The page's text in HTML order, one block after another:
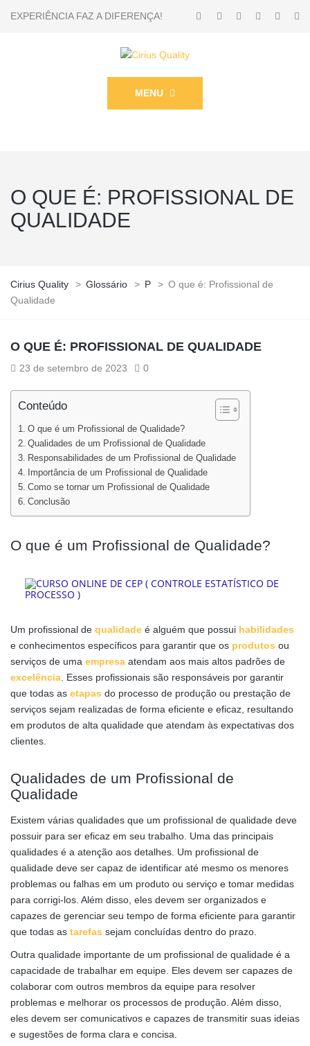
EXPERIÊNCIA FAZ A DIFERENÇA!
MENU
O QUE É: PROFISSIONAL DE
QUALIDADE
Cirius Quality > Glossário > P > O que é: Profissional de
Qualidade
O QUE É: PROFISSIONAL DE QUALIDADE
23 de setembro de 2023 0
Conteúdo
O que é um Profissional de Qualidade?
Qualidades de um Profissional de Qualidade
Responsabilidades de um Profissional de Qualidade
Importância de um Profissional de Qualidade
Como se tornar um Profissional de Qualidade
Conclusão
O que é um Profissional de Qualidade?
Um profissional de qualidade é alguém que possui habilidades
e conhecimentos específicos para garantir que os produtos ou
serviços de uma empresa atendam aos mais altos padrões de
excelência. Esses profissionais são responsáveis por garantir
que todas as etapas do processo de produção ou prestação de
serviços sejam realizadas de forma eficiente e eficaz, resultando
em produtos de alta qualidade que atendam às expectativas dos
clientes.
Qualidades de um Profissional de
Qualidade
Existem várias qualidades que um profissional de qualidade deve
possuir para ser eficaz em seu trabalho. Uma das principais
qualidades é a atenção aos detalhes. Um profissional de
qualidade deve ser capaz de identificar até mesmo os menores
problemas ou falhas em um produto ou serviço e tomar medidas
para corrigi-los. Além disso, eles devem ser organizados e
capazes de gerenciar seu tempo de forma eficiente para garantir
que todas as tarefas sejam concluídas dentro do prazo.
Outra qualidade importante de um profissional de qualidade é a
capacidade de trabalhar em equipe. Eles devem ser capazes de
colaborar com outros membros da equipe para resolver
problemas e melhorar os processos de produção. Além disso,
eles devem ser comunicativos e capazes de transmitir suas ideias
e sugestões de forma clara e concisa.